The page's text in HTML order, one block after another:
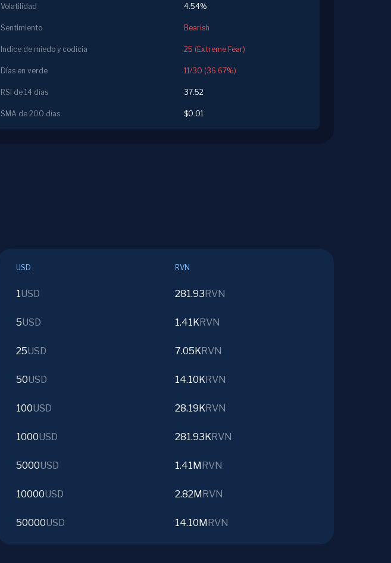
Volatilidad 4.54%
Sentimiento Bearish
Índice de miedo y codicia 25 (Extreme Fear)
Días en verde 11/30 (36.67%)
RSI de 14 días 37.52
SMA de 200 días $0.01
USD RVN
1USD 281.93RVN
5USD 1.41KRVN
25USD 7.05KRVN
50USD 14.10KRVN
100USD 28.19KRVN
1000USD 281.93KRVN
5000USD 1.41MRVN
10000USD 2.82MRVN
50000USD 14.10MRVN